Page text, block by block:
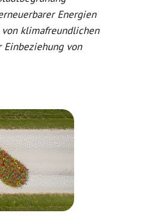
Energien
klimafreundlichen
von